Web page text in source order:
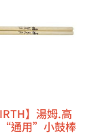
】湯姆.高
“通用”小鼓棒